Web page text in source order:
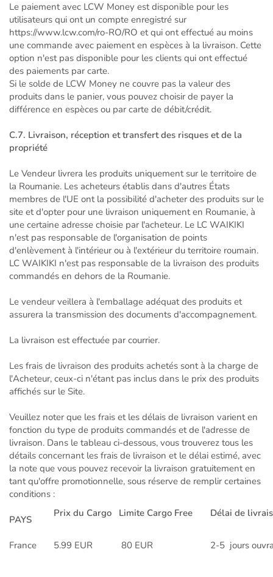
Le paiement avec LCW Money est disponible pour les
utilisateurs qui ont un compte enregistré sur
https://www.lcw.com/ro-RO/RO et qui ont effectué au moins
une commande avec paiement en espèces à la livraison. Cette
option n'est pas disponible pour les clients qui ont effectué
des paiements par carte.
Si le solde de LCW Money ne couvre pas la valeur des
produits dans le panier, vous pouvez choisir de payer la
différence en espèces ou par carte de débit/crédit.
C.7. Livraison, réception et transfert des risques et de la
propriété
Le Vendeur livrera les produits uniquement sur le territoire de
la Roumanie. Les acheteurs établis dans d'autres États
membres de l'UE ont la possibilité d'acheter des produits sur le
site et d'opter pour une livraison uniquement en Roumanie, à
une certaine adresse choisie par l'acheteur. Le LC WAIKIKI
n'est pas responsable de l'organisation de points
d'enlèvement à l'intérieur ou à l'extérieur du territoire roumain.
LC WAIKIKI n'est pas responsable de la livraison des produits
commandés en dehors de la Roumanie.
Le vendeur veillera à l'emballage adéquat des produits et
assurera la transmission des documents d'accompagnement.
La livraison est effectuée par courrier.
Les frais de livraison des produits achetés sont à la charge de
l'Acheteur, ceux-ci n'étant pas inclus dans le prix des produits
affichés sur le Site.
Veuillez noter que les frais et les délais de livraison varient en
fonction du type de produits commandés et de l'adresse de
livraison. Dans le tableau ci-dessous, vous trouverez tous les
détails concernant les frais de livraison et le délai estimé, avec
la note que vous pouvez recevoir la livraison gratuitement en
tant qu'offre promotionnelle, sous réserve de remplir certaines
conditions :
PAYS
Prix du Cargo Limite Cargo Free Délai de
France 5.99 EUR 80 EUR 2-5 jours